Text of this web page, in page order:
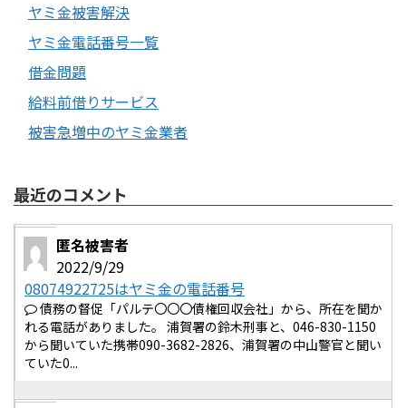
ヤミ金被害解決
ヤミ金電話番号一覧
借金問題
給料前借りサービス
被害急増中のヤミ金業者
最近のコメント
匿名被害者
2022/9/29
08074922725はヤミ金の電話番号
債務の督促「パルテ〇〇〇債権回収会社」から、所在を聞か
れる電話がありました。 浦賀署の鈴木刑事と、046-830-1150
から聞いていた携帯090-3682-2826、浦賀署の中山警官と聞い
ていた0...